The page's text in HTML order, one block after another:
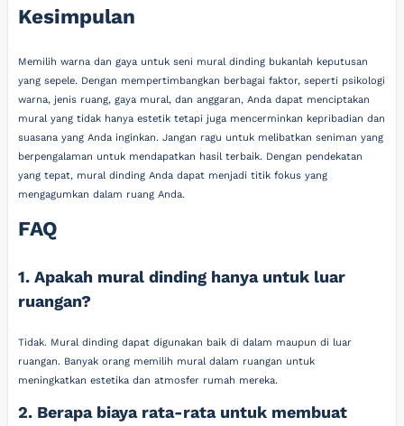
Kesimpulan
Memilih warna dan gaya untuk seni mural dinding bukanlah keputusan
yang sepele. Dengan mempertimbangkan berbagai faktor, seperti psikologi
warna, jenis ruang, gaya mural, dan anggaran, Anda dapat menciptakan
mural yang tidak hanya estetik tetapi juga mencerminkan kepribadian dan
suasana yang Anda inginkan. Jangan ragu untuk melibatkan seniman yang
berpengalaman untuk mendapatkan hasil terbaik. Dengan pendekatan
yang tepat, mural dinding Anda dapat menjadi titik fokus yang
mengagumkan dalam ruang Anda.
FAQ
1. Apakah mural dinding hanya untuk luar
ruangan?
Tidak. Mural dinding dapat digunakan baik di dalam maupun di luar
ruangan. Banyak orang memilih mural dalam ruangan untuk
meningkatkan estetika dan atmosfer rumah mereka.
2. Berapa biaya rata-rata untuk membuat